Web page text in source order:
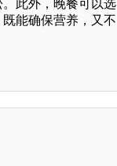
此外，晚餐可以选
能确保营养，又不